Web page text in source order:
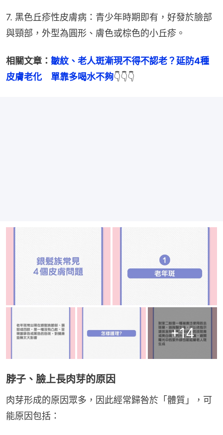
7. 黑色丘疹性皮膚病：青少年時期即有，好發於臉部
與頸部，外型為圓形、膚色或棕色的小丘疹。
相關文章： 皺紋、老人斑漸現不得不認老？延防4種
皮膚老化　單靠多喝水不夠👇👇👇
+14
脖子、臉上長肉芽的原因
肉芽形成的原因眾多，因此經常歸咎於「體質」，可
能原因包括：